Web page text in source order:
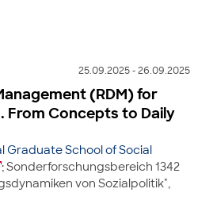
25.09.2025 - 26.09.2025
(RDM) for
From Concepts to Daily
Graduate School of Social
; Sonderforschungsbereich 1342
von Sozialpolitik",